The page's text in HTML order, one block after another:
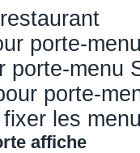
porte-
porte-menu
porte-
les
affiche